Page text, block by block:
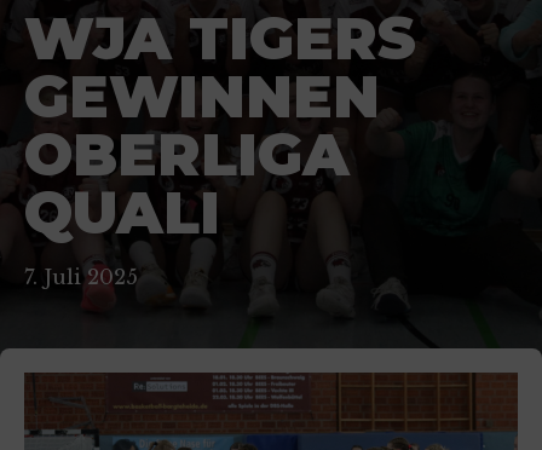
WJA TIGERS
GEWINNEN
OBERLIGA
QUALI
7. Juli 2025